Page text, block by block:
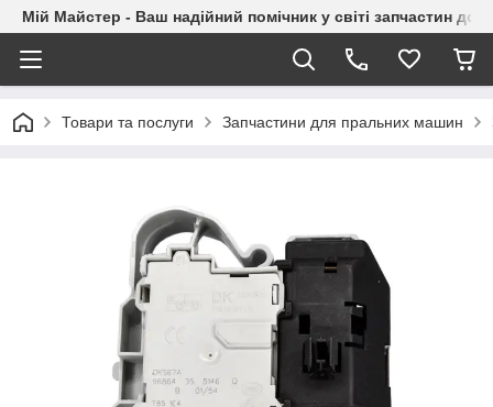
Мій Майстер - Ваш надійний помічник у світі запчастин до
Товари та послуги Запчастини для пральних машин